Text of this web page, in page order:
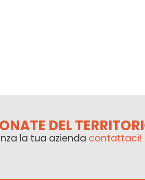
DEL
la tua azienda contattaci!